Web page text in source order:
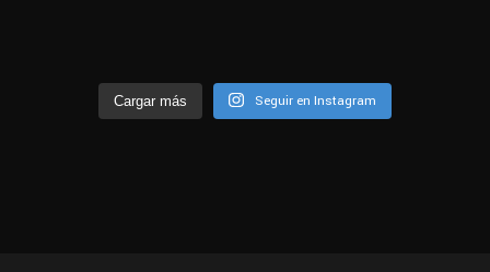
Cargar más Seguir en Instagram